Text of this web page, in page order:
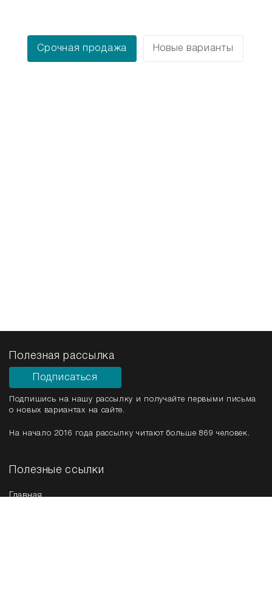
Срочная продажа Новые варианты
Полезная рассылка
Подписаться
Подпишись на нашу рассылку и получайте первыми письма
о новых вариантах на сайте.
На начало 2016 года рассылку читают больше 869 человек.
Полезные ссылки
Главная